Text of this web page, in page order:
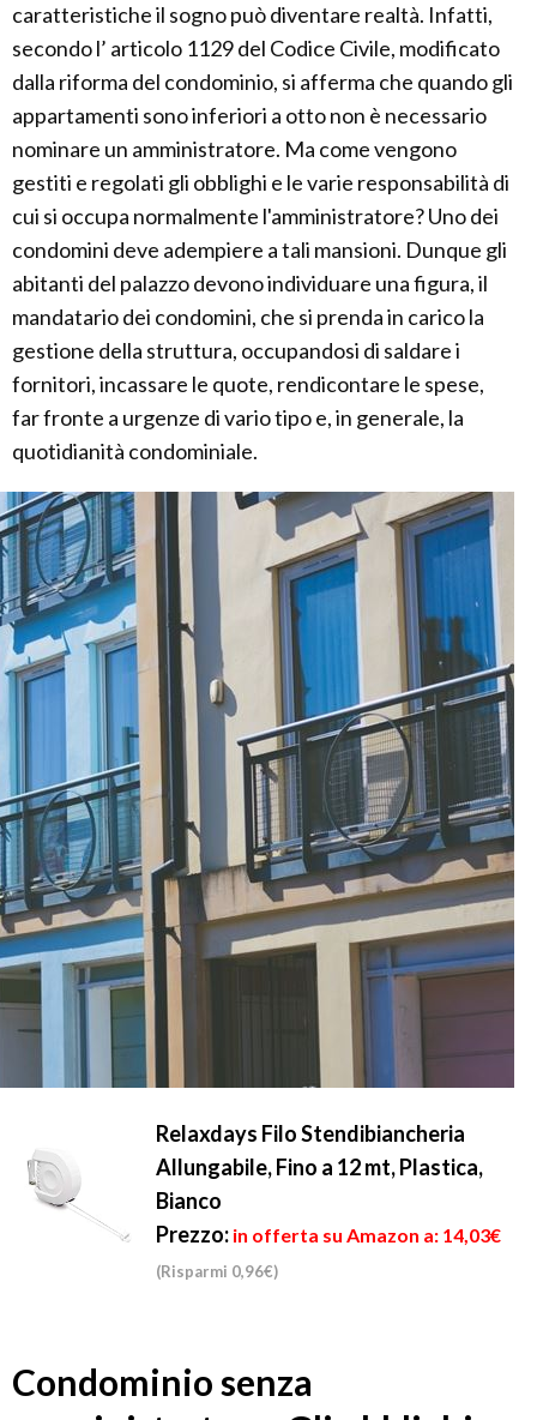
caratteristiche il sogno può diventare realtà. Infatti,
secondo l’ articolo 1129 del Codice Civile, modificato
dalla riforma del condominio, si afferma che quando gli
appartamenti sono inferiori a otto non è necessario
nominare un amministratore. Ma come vengono
gestiti e regolati gli obblighi e le varie responsabilità di
cui si occupa normalmente l'amministratore? Uno dei
condomini deve adempiere a tali mansioni. Dunque gli
abitanti del palazzo devono individuare una figura, il
mandatario dei condomini, che si prenda in carico la
gestione della struttura, occupandosi di saldare i
fornitori, incassare le quote, rendicontare le spese,
far fronte a urgenze di vario tipo e, in generale, la
quotidianità condominiale.
Relaxdays Filo Stendibiancheria
Allungabile, Fino a 12 mt, Plastica,
Bianco
Prezzo: in offerta su Amazon a: 14,03€
(Risparmi 0,96€)
Condominio senza